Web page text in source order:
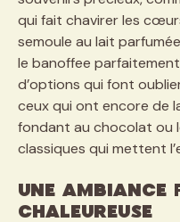
qui fait chavirer les
semoule au lait
le banoffee
d’options qui font
ceux qui ont encore de
fondant au chocolat ou
classiques qui mettent
Une
chaleureuse